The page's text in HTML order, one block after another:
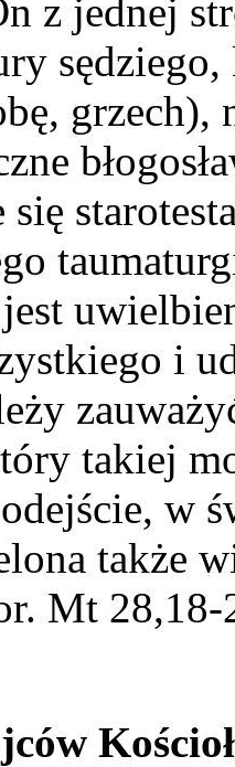
z jednej
sędziego,
grzech),
się
i
takiej
w
także
Mt 28,18-
ów Kościo